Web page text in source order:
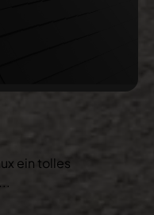
ein tolles